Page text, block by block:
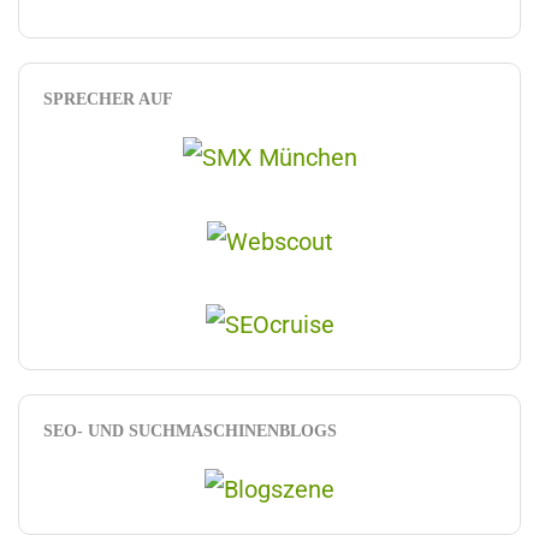
SPRECHER AUF
SEO- UND SUCHMASCHINENBLOGS